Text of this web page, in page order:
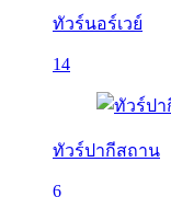
ทัวร์นอร์เวย์
14
ทัวร์ปากีสถาน
6